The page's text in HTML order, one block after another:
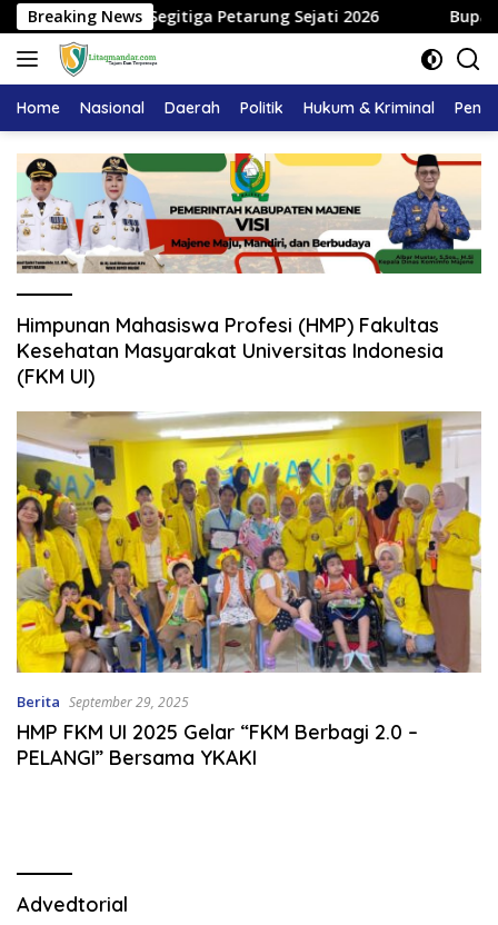
Langsung
ke
konten
Breaking News
Sandeq Segitiga Petarung Sejati 2026 Bupati
Home Nasional Daerah Politik Hukum & Kriminal
Himpunan Mahasiswa Profesi (HMP) Fakultas
Kesehatan Masyarakat Universitas Indonesia
(FKM UI)
Berita September 29, 2025
HMP FKM UI 2025 Gelar “FKM Berbagi 2.0 –
PELANGI” Bersama YKAKI
Advedtorial